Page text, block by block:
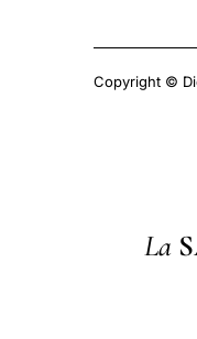
Copyright ©
La